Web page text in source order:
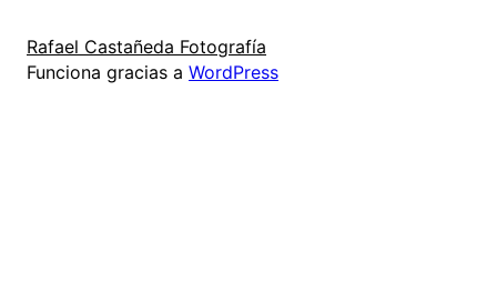
Rafael Castañeda Fotografía
Funciona gracias a WordPress